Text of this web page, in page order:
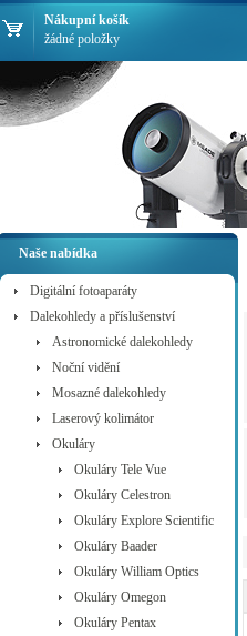
Naše nabídka
Digitální fotoaparáty
Dalekohledy a příslušenství
Astronomické dalekohledy
Noční vidění
Mosazné dalekohledy
Laserový kolimátor
Okuláry
Okuláry Tele Vue
Okuláry Celestron
Okuláry Explore Scientific
Okuláry Baader
Okuláry William Optics
Okuláry Omegon
Okuláry Pentax
Nákupní košík
žádné položky